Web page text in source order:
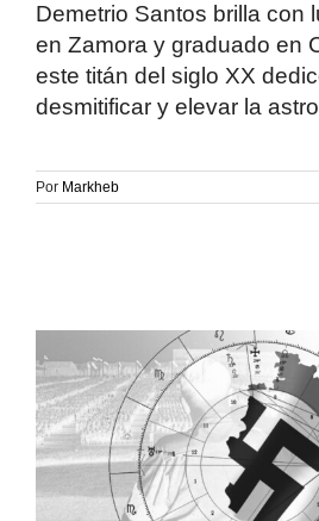
Demetrio Santos brilla con
en Zamora y graduado en
este titán del siglo XX
desmitificar y elevar la
Por Markheb